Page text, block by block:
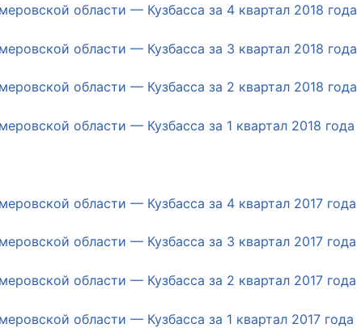
области — Кузбасса за 4 квартал 2018 года
области — Кузбасса за 3 квартал 2018 года
области — Кузбасса за 2 квартал 2018 года
области — Кузбасса за 1 квартал 2018 года
области — Кузбасса за 4 квартал 2017 года
области — Кузбасса за 3 квартал 2017 года
области — Кузбасса за 2 квартал 2017 года
области — Кузбасса за 1 квартал 2017 года